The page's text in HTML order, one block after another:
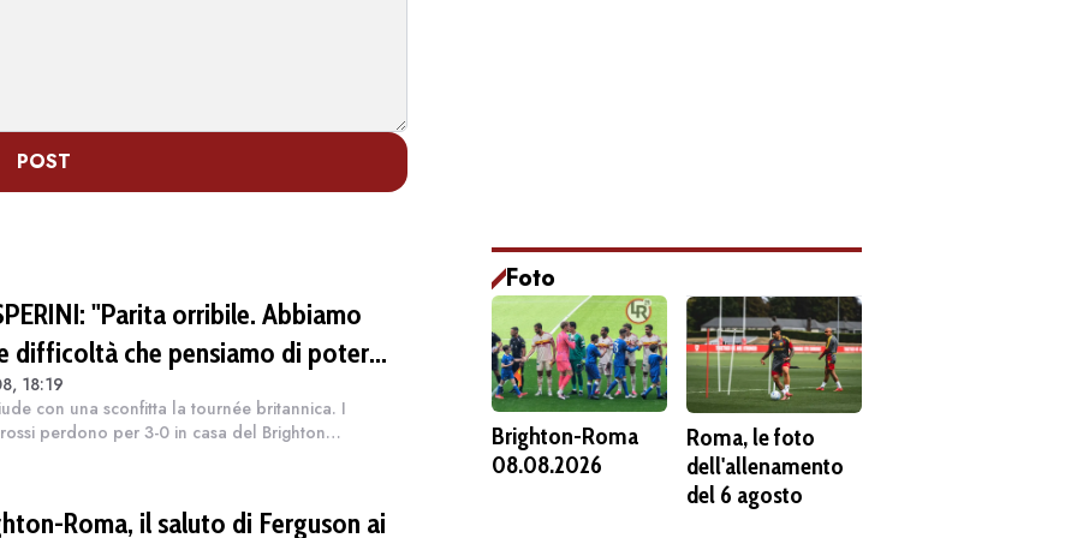
POST
"Parita orribile. Abbiamo
difficoltà che pensiamo di poter
18:19
con una sconfitta la tournée britannica. I
perdono per 3-0 in casa del Brighton
Roma, il saluto di Ferguson ai
Foto
Brighton-Roma
08.08.2026
Roma, le foto
dell'allenamento
del 6 agosto